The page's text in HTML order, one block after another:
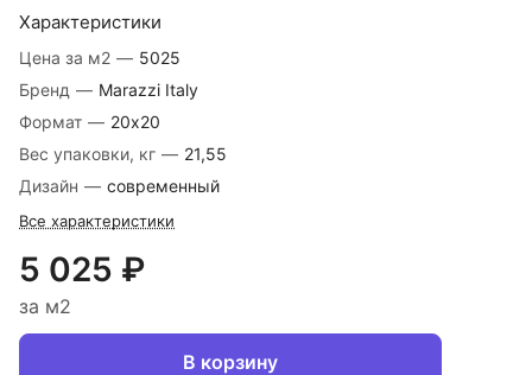
Характеристики
Цена за м2 — 5025
Бренд — Marazzi Italy
Формат — 20х20
Вес упаковки, кг — 21,55
Дизайн — современный
Все характеристики
5 025 ₽
за м2
В корзину